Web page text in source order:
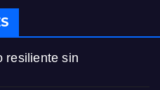
resiliente sin